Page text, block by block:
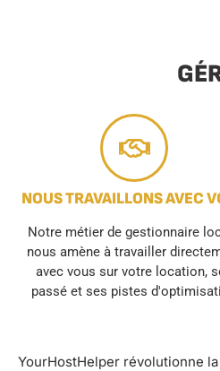
NOUS TRAVAILLONS AVEC
Notre métier de gestionnaire
nous amène à travailler
avec vous sur votre location,
passé et ses pistes
YourHostHelper révolutionne